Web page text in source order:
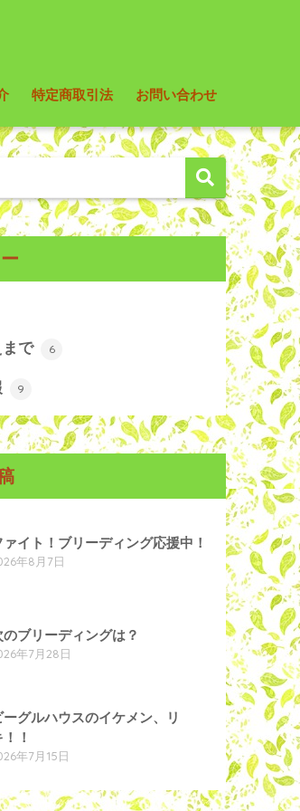
特定商取引法 お問い合わせ
まで 6
9
ァイト！ブリーディング応援中！
年8月7日
のブリーディングは？
年7月28日
ーグルハウスのイケメン、リ
！
年7月15日